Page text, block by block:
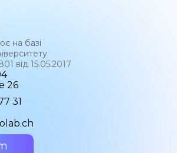
на базі
від 15.05.2017
26
31